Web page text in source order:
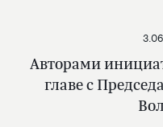
Авторами
главе с